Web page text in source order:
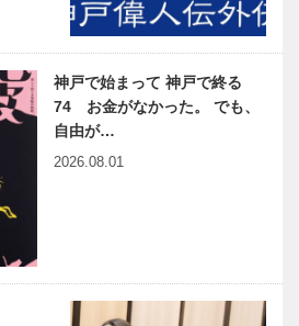
神戸で始まって 神戸で終る
74 お金がなかった。 でも、
自由が…
2026.08.01